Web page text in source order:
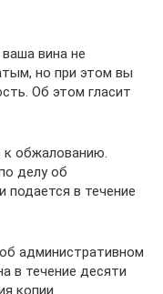
вина не
но при этом вы
Об этом гласит
к обжалованию.
делу об
подается в течение
административном
в течение десяти
копии